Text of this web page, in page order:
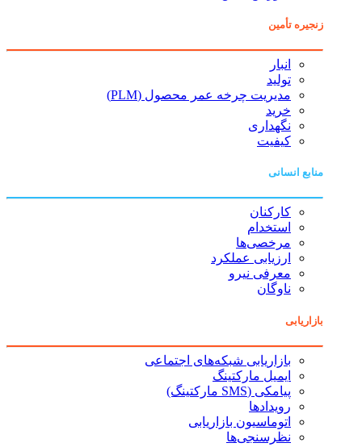
زنجیره تأمین
انبار
تولید
مدیریت چرخه عمر محصول (PLM)
خرید
نگهداری
کیفیت
منابع انسانی
کارکنان
استخدام
مرخصی‌ها
ارزیابی عملکرد
معرفی نیرو
ناوگان
بازاریابی
بازاریابی شبکه‌های اجتماعی
ایمیل مارکتینگ
پیامکی (SMS مارکتینگ)
رویدادها
اتوماسیون بازاریابی
نظرسنجی‌ها